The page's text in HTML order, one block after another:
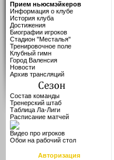
Прием ньюсмэйкеров
Информация о клубе
История клуба
Достижения
Биографии игроков
Стадион "Месталья"
Тренировочное поле
Клубный гимн
Город Валенсия
Новости
Архив трансляций
Состав команды
Тренерский штаб
Таблица Ла-Лиги
Расписание матчей
Видео про игроков
Обои на рабочий стол
Авторизация